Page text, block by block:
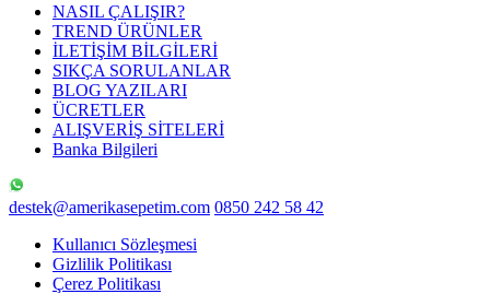
NASIL ÇALIŞIR?
TREND ÜRÜNLER
İLETİŞİM BİLGİLERİ
SIKÇA SORULANLAR
BLOG YAZILARI
ÜCRETLER
ALIŞVERİŞ SİTELERİ
Banka Bilgileri
destek@amerikasepetim.com 0850 242 58 42
Kullanıcı Sözleşmesi
Gizlilik Politikası
Çerez Politikası